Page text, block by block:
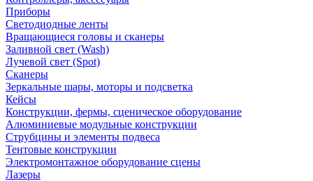
Приборы
Светодиодные ленты
Вращающиеся головы и сканеры
Заливной свет (Wash)
Лучевой свет (Spot)
Сканеры
Зеркальные шары, моторы и подсветка
Кейсы
Конструкции, фермы, сценическое оборудование
Алюминиевые модульные конструкции
Струбцины и элементы подвеса
Тентовые конструкции
Электромонтажное оборудование сцены
Лазеры